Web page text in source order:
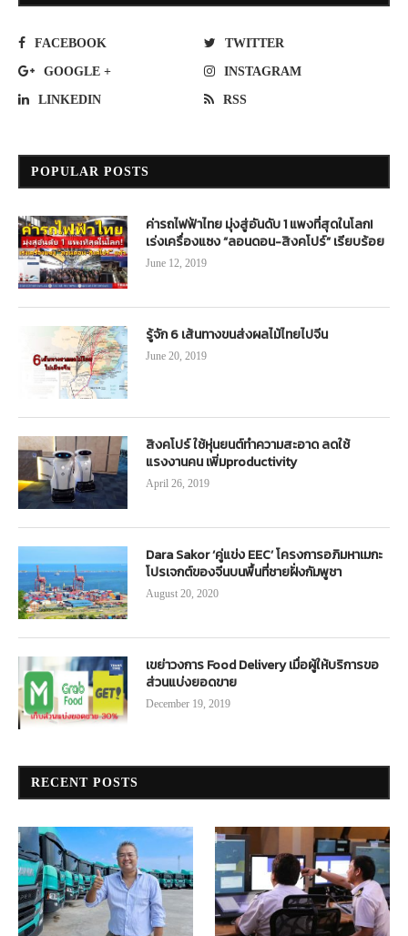
FACEBOOK TWITTER
GOOGLE + INSTAGRAM
LINKEDIN RSS
POPULAR POSTS
ค่ารถไฟฟ้าไทย มุ่งสู่อันดับ 1 แพงที่สุดในโลก!
เร่งเครื่องแซง “ลอนดอน-สิงคโปร์” เรียบร้อย
June 12, 2019
รู้จัก 6 เส้นทางขนส่งผลไม้ไทยไปจีน
June 20, 2019
สิงคโปร์ ใช้หุ่นยนต์ทำความสะอาด ลดใช้
แรงงานคน เพิ่มproductivity
April 26, 2019
Dara Sakor ‘คู่แข่ง EEC’ โครงการอภิมหาเมกะ
โปรเจกต์ของจีนบนพื้นที่ชายฝั่งกัมพูชา
August 20, 2020
เขย่าวงการ Food Delivery เมื่อผู้ให้บริการขอ
ส่วนแบ่งยอดขาย
December 19, 2019
RECENT POSTS